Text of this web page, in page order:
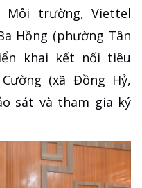
Môi trường, Viettel
Hồng (phường Tân
khai kết nối tiêu
(xã Đồng Hỷ,
sát và tham gia ký